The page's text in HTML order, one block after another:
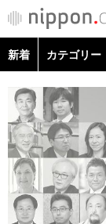
カテゴリー
政治・外交
ニュース
新着 カテゴリー
政治・外交
経済・ビジネス
国際・海外
社会